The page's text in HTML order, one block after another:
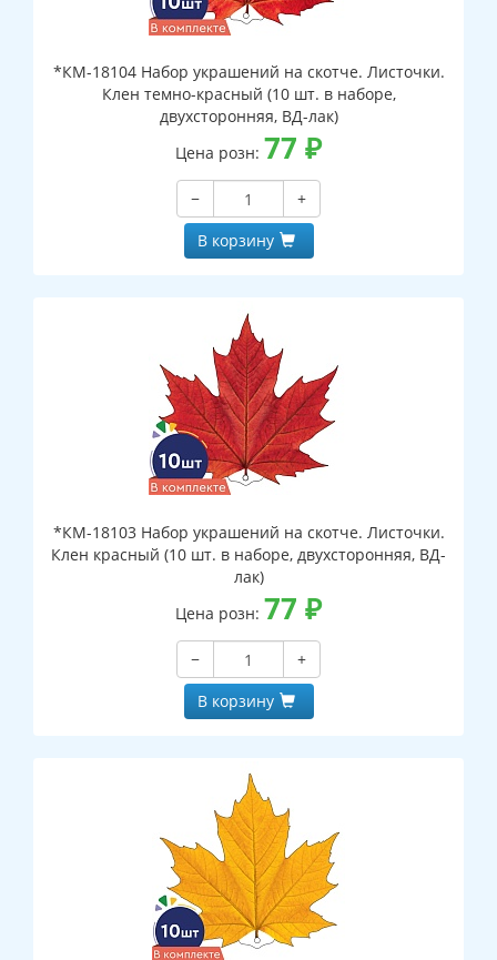
*КМ-18104 Набор украшений на скотче. Листочки.
Клен темно-красный (10 шт. в наборе,
двухсторонняя, ВД-лак)
Цена розн: 77 ₽
−
+
В корзину
*КМ-18103 Набор украшений на скотче. Листочки.
Клен красный (10 шт. в наборе, двухсторонняя, ВД-
лак)
Цена розн: 77 ₽
−
+
В корзину